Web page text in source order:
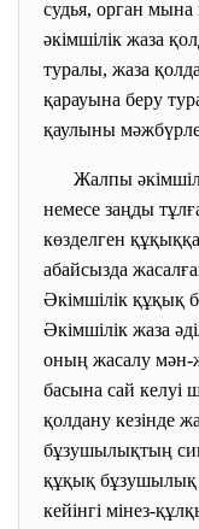
судья, орган
әкімшілік жаза
туралы, жаза
қарауына беру
қаулыны
Жалпы
немесе заңды
көзделген
абайсызда
Әкімшілік құқық
Әкімшілік жаза
оның жасалу
басына сай келуі
қолдану кезінде
бұзушылықтың
құқық бұзушылық
кейінгі мінез-